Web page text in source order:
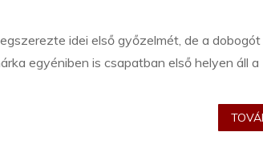
idei első győzelmét, de a dobogót
egyéniben is csapatban első helyen áll a